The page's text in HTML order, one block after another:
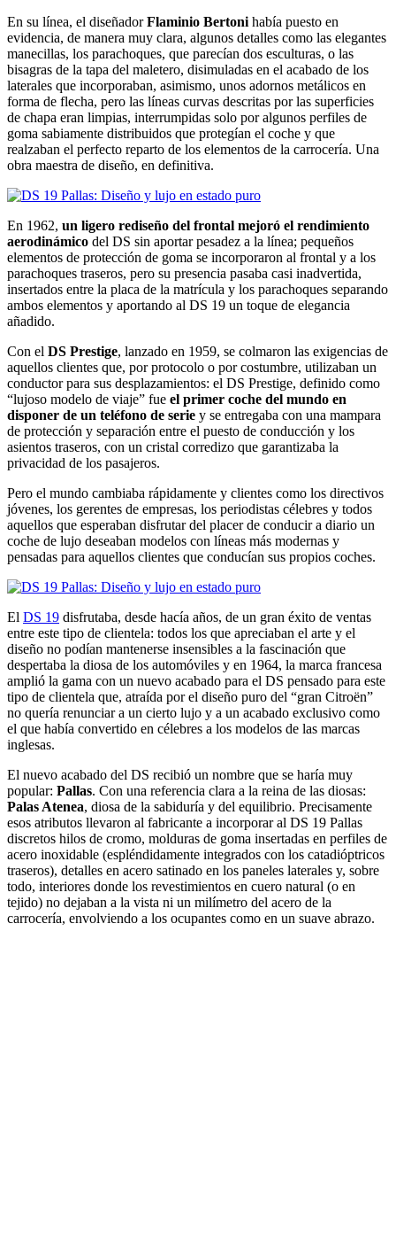
En su línea, el diseñadorFlaminio Bertoni había puesto en
evidencia, de manera muy clara, algunos detalles como las elegantes
manecillas, los parachoques, que parecían dos esculturas, o las
bisagras de la tapa del maletero, disimuladas en el acabado de los
laterales que incorporaban, asimismo, unos adornos metálicos en
forma de flecha, pero las líneas curvas descritas por las superficies
de chapa eran limpias, interrumpidas solo por algunos perfiles de
goma sabiamente distribuidos que protegían el coche y que
realzaban el perfecto reparto de los elementos de la carrocería. Una
obra maestra de diseño, en definitiva.
En 1962, un ligero rediseño del frontal mejoró el rendimiento
aerodinámico del DS sin aportar pesadez a la línea; pequeños
elementos de protección de goma se incorporaron al frontal y a los
parachoques traseros, pero su presencia pasaba casi inadvertida,
insertados entre la placa de la matrícula y los parachoques separando
ambos elementos y aportando al DS 19 un toque de elegancia
añadido.
Con el DS Prestige, lanzado en 1959, se colmaron las exigencias de
aquellos clientes que, por protocolo o por costumbre, utilizaban un
conductor para sus desplazamientos: el DS Prestige, definido como
“lujoso modelo de viaje” fue el primer coche del mundo en
disponer de un teléfono de serie y se entregaba con una mampara
de protección y separación entre el puesto de conducción y los
asientos traseros, con un cristal corredizo que garantizaba la
privacidad de los pasajeros.
Pero el mundo cambiaba rápidamente y clientes como los directivos
jóvenes, los gerentes de empresas, los periodistas célebres y todos
aquellos que esperaban disfrutar del placer de conducir a diario un
coche de lujo deseaban modelos con líneas más modernas y
pensadas para aquellos clientes que conducían sus propios coches.
El DS 19 disfrutaba, desde hacía años, de un gran éxito de ventas
entre este tipo de clientela: todos los que apreciaban el arte y el
diseño no podían mantenerse insensibles a la fascinación que
despertaba la diosa de los automóviles y en 1964, la marca francesa
amplió la gama con un nuevo acabado para el DS pensado para este
tipo de clientela que, atraída por el diseño puro del “gran Citroën”
no quería renunciar a un cierto lujo y a un acabado exclusivo como
el que había convertido en célebres a los modelos de las marcas
inglesas.
El nuevo acabado del DS recibió un nombre que se haría muy
popular: Pallas. Con una referencia clara a la reina de las diosas:
Palas Atenea, diosa de la sabiduría y del equilibrio. Precisamente
esos atributos llevaron al fabricante a incorporar al DS 19 Pallas
discretos hilos de cromo, molduras de goma insertadas en perfiles de
acero inoxidable (espléndidamente integrados con los catadióptricos
traseros), detalles en acero satinado en los paneles laterales y, sobre
todo, interiores donde los revestimientos en cuero natural (o en
tejido) no dejaban a la vista ni un milímetro del acero de la
carrocería, envolviendo a los ocupantes como en un suave abrazo.